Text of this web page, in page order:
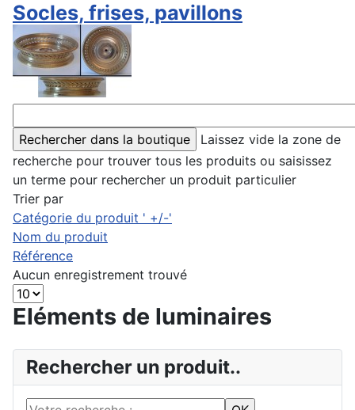
Rechercher un produit..
Socles, frises, pavillons
Laissez vide la zone de
recherche pour trouver tous les produits ou saisissez
un terme pour rechercher un produit particulier
Trier par
Catégorie du produit ' +/-'
Nom du produit
Référence
Aucun enregistrement trouvé
Eléments de luminaires